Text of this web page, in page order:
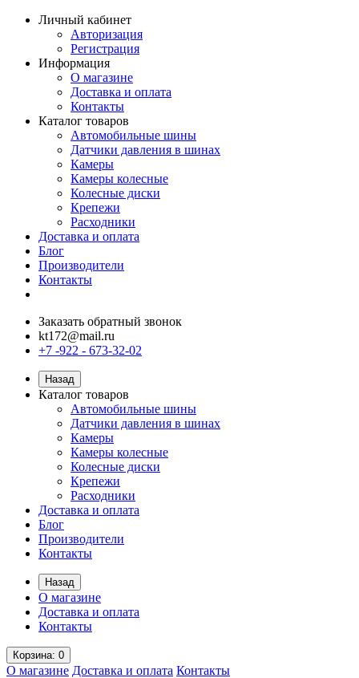
Личный кабинет
Авторизация
Регистрация
Информация
О магазине
Доставка и оплата
Контакты
Каталог товаров
Автомобильные шины
Датчики давления в шинах
Камеры
Камеры колесные
Колесные диски
Крепежи
Расходники
Доставка и оплата
Блог
Производители
Контакты
Заказать обратный звонок
kt172@mail.ru
+7 -922 - 673-32-02
Назад
Каталог товаров
Автомобильные шины
Датчики давления в шинах
Камеры
Камеры колесные
Колесные диски
Крепежи
Расходники
Доставка и оплата
Блог
Производители
Контакты
Назад
О магазине
Доставка и оплата
Контакты
Корзина: 0
О магазине Доставка и оплата Контакты